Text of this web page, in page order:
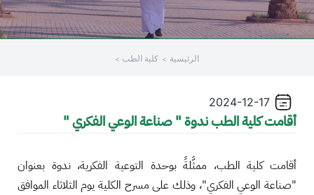
الرئيسية كلية الطب
2024-12-17
أقامت كلية الطب ندوة " صناعة الوعي الفكري "
أقامت كلية الطب، ممثَّلةً بوحدة التوعية الفكرية، ندوة بعنوان
"صناعة الوعي الفكري"، وذلك على مسرح الكلية يوم الثلاثاء الموافق